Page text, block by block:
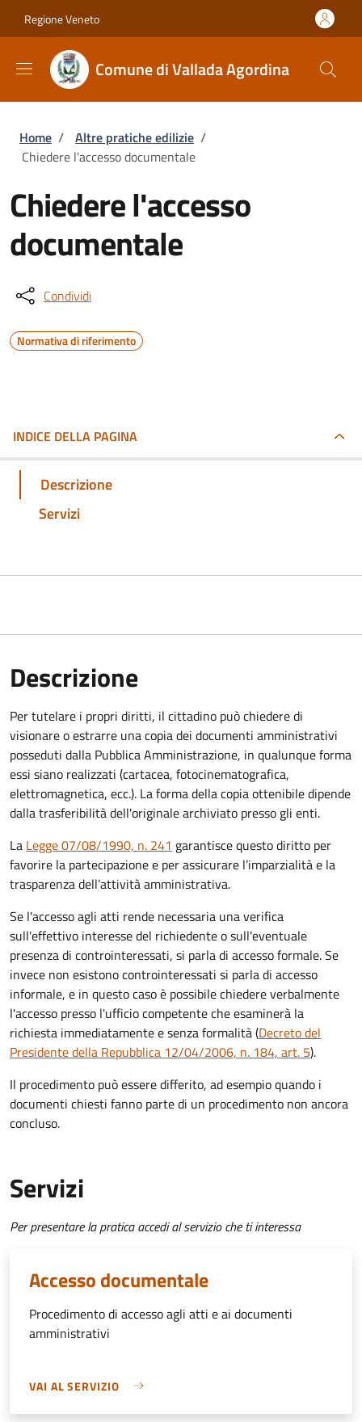
Regione Veneto
Comune di Vallada Agordina
Briciole di pane
Home / Altre pratiche edilizie /
Chiedere l'accesso documentale
Chiedere l'accesso
documentale
Condividi
Normativa di riferimento
INDICE DELLA PAGINA
Descrizione
Servizi
Descrizione
Per tutelare i propri diritti, il cittadino può chiedere di
visionare o estrarre una copia dei documenti amministrativi
posseduti dalla Pubblica Amministrazione, in qualunque forma
essi siano realizzati (cartacea, fotocinematografica,
elettromagnetica, ecc.). La forma della copia ottenibile dipende
dalla trasferibilità dell'originale archiviato presso gli enti.
La Legge 07/08/1990, n. 241 garantisce questo diritto per
favorire la partecipazione e per assicurare l’imparzialità e la
trasparenza dell’attività amministrativa.
Se l'accesso agli atti rende necessaria una verifica
sull'effettivo interesse del richiedente o sull'eventuale
presenza di controinteressati, si parla di accesso formale. Se
invece non esistono controinteressati si parla di accesso
informale, e in questo caso è possibile chiedere verbalmente
l'accesso presso l'ufficio competente che esaminerà la
richiesta immediatamente e senza formalità (Decreto del
Presidente della Repubblica 12/04/2006, n. 184, art. 5).
Il procedimento può essere differito, ad esempio quando i
documenti chiesti fanno parte di un procedimento non ancora
concluso.
Servizi
Per presentare la pratica accedi al servizio che ti interessa
Accesso documentale
Procedimento di accesso agli atti e ai documenti
amministrativi
VAI AL SERVIZIO